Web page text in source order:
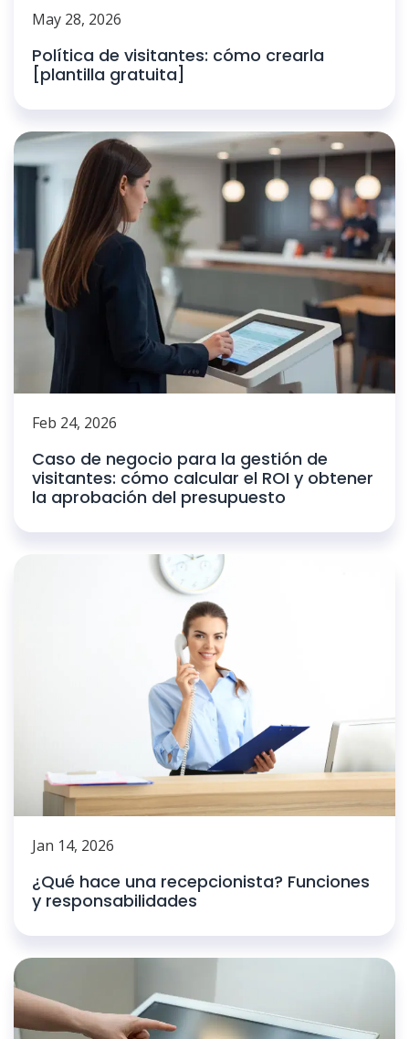
May 28, 2026
Política de visitantes: cómo crearla
[plantilla gratuita]
Feb 24, 2026
Caso de negocio para la gestión de
visitantes: cómo calcular el ROI y obtener
la aprobación del presupuesto
Jan 14, 2026
¿Qué hace una recepcionista? Funciones
y responsabilidades